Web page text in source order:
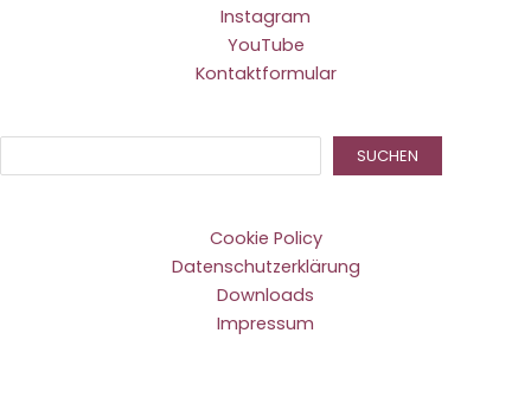
Instagram
YouTube
Kontaktformular
SUCHEN
Cookie Policy
Datenschutzerklärung
Downloads
Impressum